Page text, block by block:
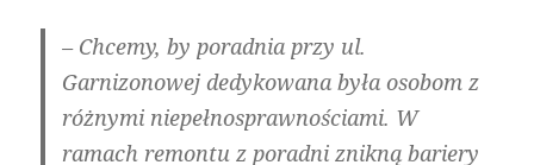
– Chcemy, by poradnia przy ul.
Garnizonowej dedykowana była osobom z
różnymi niepełnosprawnościami. W
ramach remontu z poradni znikną bariery